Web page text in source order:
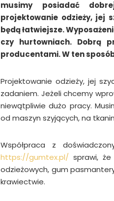
musimy posiadać
projektowanie odzieży, jej
będą łatwiejsze.
czy hurtowniach. Dobrą
producentami. W ten
Projektowanie odzieży, jej
zadaniem. Jeżeli chcemy
niewątpliwie dużo pracy.
od maszyn szyjących, na
Współpraca z
https://gumtex.pl/ sprawi,
odzieżowych, gum
krawiectwie.